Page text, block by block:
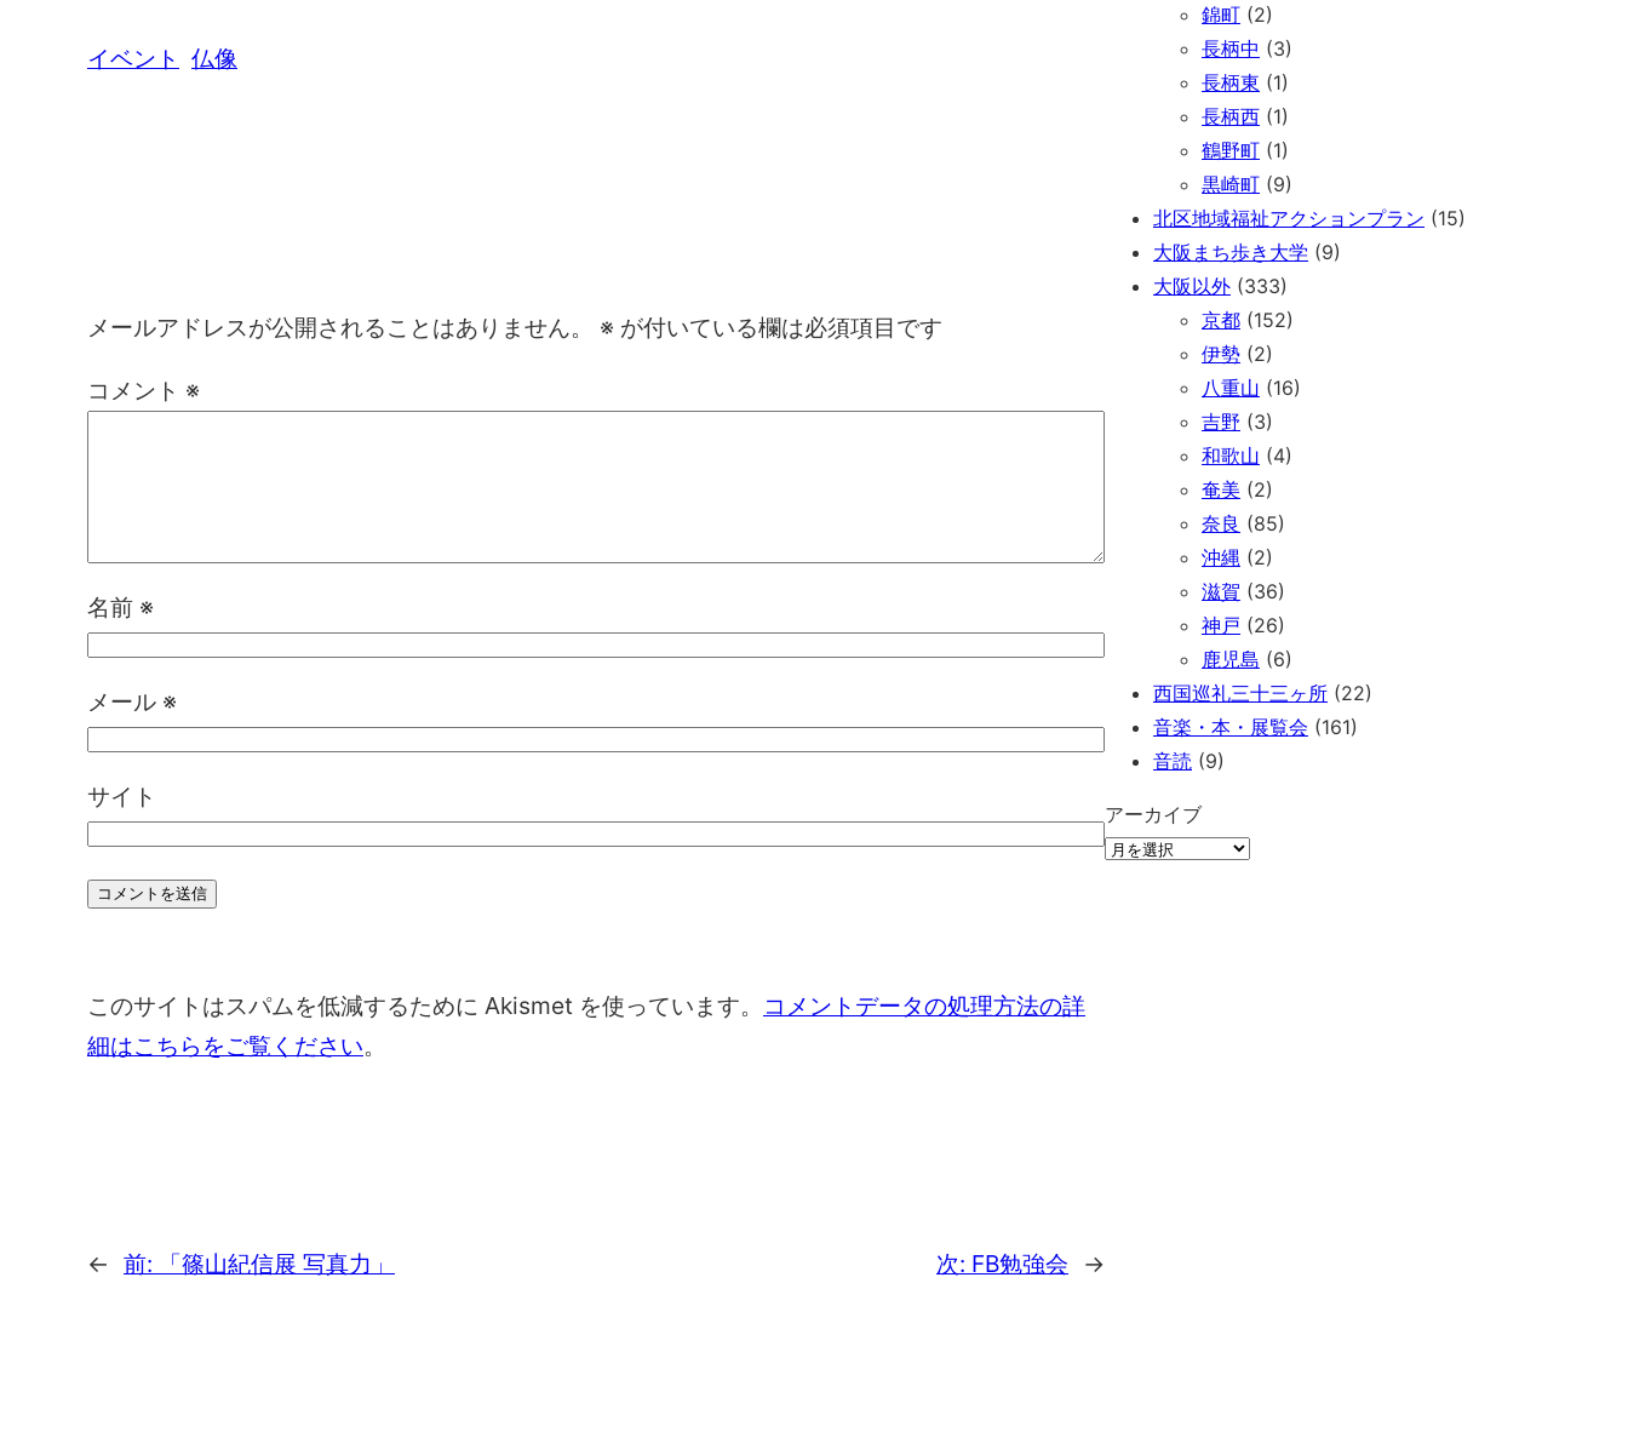
イベント 仏像
メールアドレスが公開されることはありません。 ※ が付いている欄は必須項目です
コメント ※
名前 ※
メール ※
サイト
このサイトはスパムを低減するために Akismet を使っています。
コメントデータの処理方法の詳
細はこちらをご覧ください。
← 前: 「篠山紀信展 写真力」 次: FB勉強会 →
錦町 (2)
長柄中 (3)
長柄東 (1)
長柄西 (1)
鶴野町 (1)
黒崎町 (9)
北区地域福祉アクションプラン (15)
大阪まち歩き大学 (9)
大阪以外 (333)
京都 (152)
伊勢 (2)
八重山 (16)
吉野 (3)
和歌山 (4)
奄美 (2)
奈良 (85)
沖縄 (2)
滋賀 (36)
神戸 (26)
鹿児島 (6)
西国巡礼三十三ヶ所 (22)
音楽・本・展覧会 (161)
音読 (9)
アーカイブ